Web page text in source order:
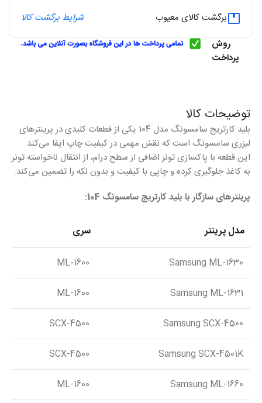
برگشت کالای معیوب
شرایط برگشت کالا
روش
پرداخت
توضیحات کالا
بلید کارتریج سامسونگ مدل 104 یکی از قطعات کلیدی در پرینترهای
لیزری سامسونگ است که نقش مهمی در کیفیت چاپ ایفا می‌کند.
این قطعه با پاکسازی تونر اضافی از سطح درام، از انتقال ناخواسته تونر
به کاغذ جلوگیری کرده و چاپی با کیفیت و بدون لکه را تضمین می‌کند.
پرینترهای سازگار با بلید کارتریج سامسونگ 104:
مدل پرینتر سری
Samsung ML-1630
ML-1600
Samsung ML-1631
ML-1600
Samsung SCX-4500
SCX-4500
Samsung SCX-4501K
SCX-4500
Samsung ML-1660
ML-1600